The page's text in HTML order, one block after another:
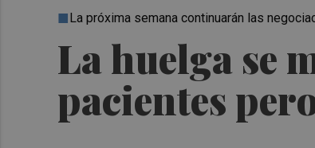
La huelga se
pacientes
La próxima semana continuarán las